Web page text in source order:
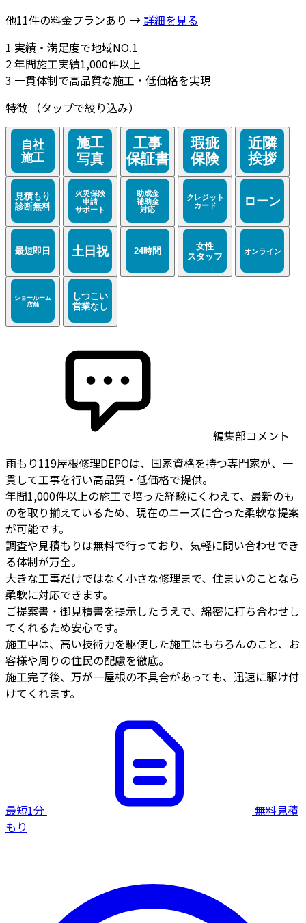
他11件の料金プランあり → 詳細を見る
1 実績・満足度で地域NO.1
2年間施工実績1,000件以上
3 一貫体制で高品質な施工・低価格を実現
特徴
（タップで絞り込み）
編集部コメント
雨もり119屋根修理DEPOは、国家資格を持つ専門家が、一
貫して工事を行い高品質・低価格で提供。
年間1,000件以上の施工で培った経験にくわえて、最新のも
のを取り揃えているため、現在のニーズに合った柔軟な提案
が可能です。
調査や見積もりは無料で行っており、気軽に問い合わせでき
る体制が万全。
大きな工事だけではなく小さな修理まで、住まいのことなら
柔軟に対応できます。
ご提案書・御見積書を提示したうえで、綿密に打ち合わせし
てくれるため安心です。
施工中は、高い技術力を駆使した施工はもちろんのこと、お
客様や周りの住民の配慮を徹底。
施工完了後、万が一屋根の不具合があっても、迅速に駆け付
けてくれます。
最短1分
無料見積
もり